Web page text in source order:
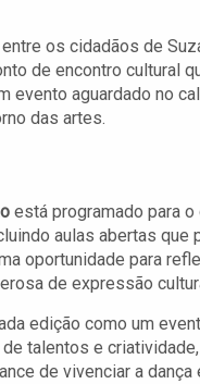
os cidadãos de
de encontro cultural
aguardado no
das artes.
está programado para o
aulas abertas
oportunidade para
de expressão
edição como um
talentos e
de vivenciar a